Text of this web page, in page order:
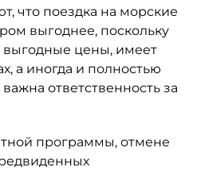
что поездка на морские
выгоднее, поскольку
цены, имеет
а иногда и полностью
ответственность за
программы, отмене